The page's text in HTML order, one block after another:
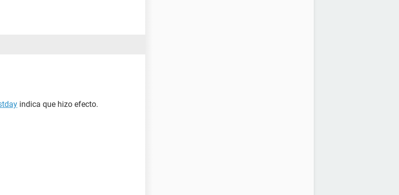
indica que hizo efecto.